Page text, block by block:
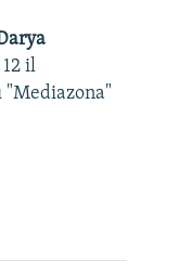
il
"Mediazona"